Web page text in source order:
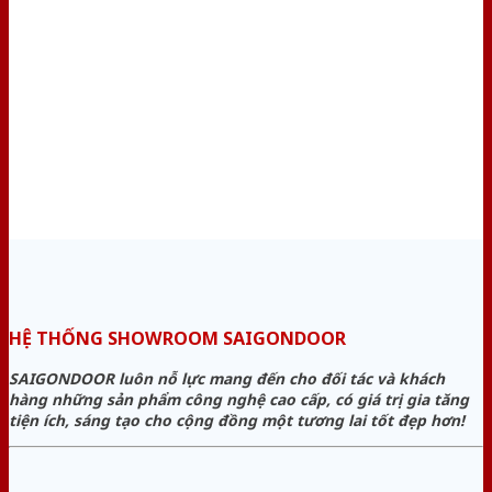
HỆ THỐNG SHOWROOM SAIGONDOOR
SAIGONDOOR luôn nỗ lực mang đến cho đối tác và khách
hàng những sản phẩm công nghệ cao cấp, có giá trị gia tăng
tiện ích, sáng tạo cho cộng đồng một tương lai tốt đẹp hơn!